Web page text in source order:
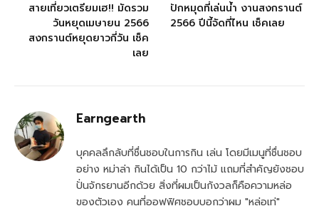
สายเที่ยวเตรียมเฮ!! มัดรวม
วันหยุดเมษายน 2566
สงกรานต์หยุดยาวกี่วัน เช็ค
เลย
ปักหมุดที่เล่นน้ำ งานสงกรานต์
2566 ปีนี้จัดที่ไหน เช็คเลย
Earngearth
บุคคลลึกลับที่ชื่นชอบในการกิน เล่น โดยมีเมนูที่ชื่นชอบ
อย่าง หม่าล่า กินได้เป็น 10 กว่าไม้ แถมที่สำคัญยังชอบ
ปั่นจักรยานอีกด้วย สิ่งที่ผมเป็นกังวลก็คือความหล่อ
ของตัวเอง คนที่ออฟฟิศชอบบอกว่าผม "หล่อเท่"